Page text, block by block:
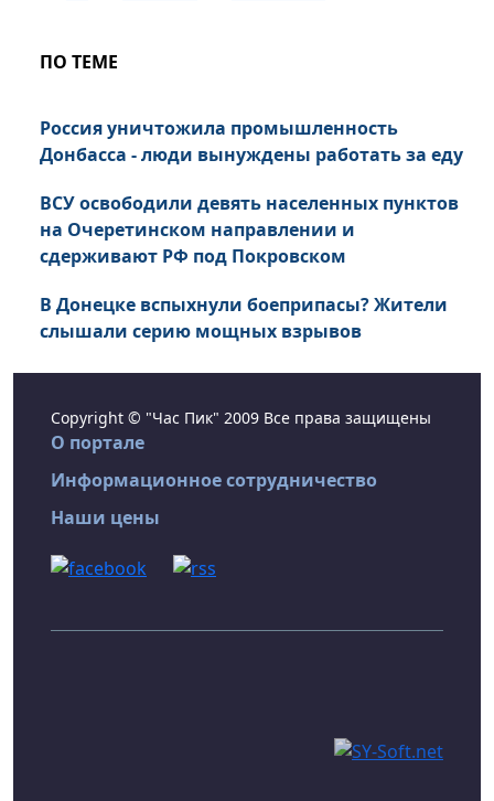
ПО ТЕМЕ
Россия уничтожила промышленность
Донбасса - люди вынуждены работать за еду
ВСУ освободили девять населенных пунктов
на Очеретинском направлении и
сдерживают РФ под Покровском
В Донецке вспыхнули боеприпасы? Жители
слышали серию мощных взрывов
Copyright © "Час Пик" 2009 Все права защищены
О портале
Информационное сотрудничество
Наши цены